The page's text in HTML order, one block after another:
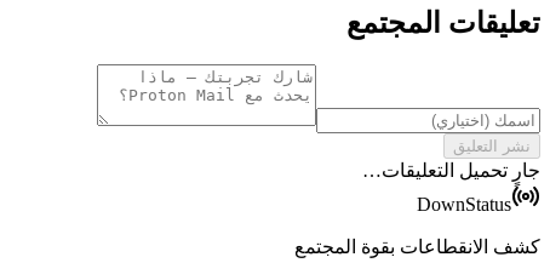
تعليقات المجتمع
نشر التعليق
جارٍ تحميل التعليقات…
DownStatus
كشف الانقطاعات بقوة المجتمع